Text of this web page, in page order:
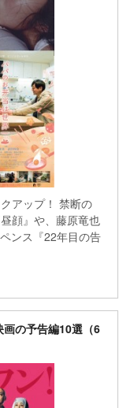
アップ！ 禁断の
顔』や、藤原竜也
ンス『22年目の告
画の予告編10選（6